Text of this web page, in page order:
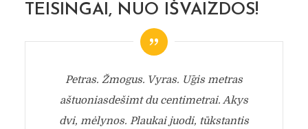
TEISINGAI, NUO IŠVAIZDOS!
Petras. Žmogus. Vyras. Ūgis metras
aštuoniasdešimt du centimetrai. Akys
dvi, mėlynos. Plaukai juodi, tūkstantis